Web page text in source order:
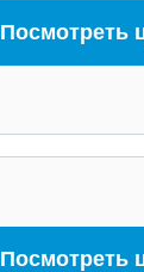
Посмотреть
Посмотреть